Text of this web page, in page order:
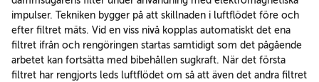
impulser. Tekniken bygger på att skillnaden i luftflödet före och
efter filtret mäts. Vid en viss nivå kopplas automatiskt det ena
filtret ifrån och rengöringen startas samtidigt som det pågående
arbetet kan fortsätta med bibehållen sugkraft. När det första
filtret har rengjorts leds luftflödet om så att även det andra filtret